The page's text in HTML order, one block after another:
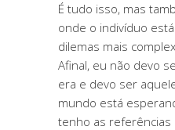
É tudo isso, mas
onde o indivíduo
dilemas mais
Afinal, eu não devo
era e devo ser
mundo está
tenho as referências